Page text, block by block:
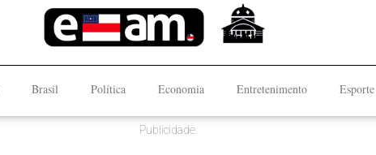
Brasil Política Economia Entretenimento Esporte
Publicidade